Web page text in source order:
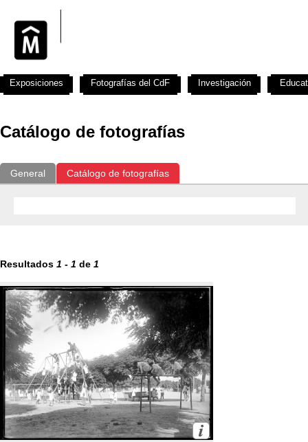
Catálogo de fotografías
General Catálogo de fotografías
Resultados 1 - 1 de 1
Exposiciones Fotografías del CdF Investigación